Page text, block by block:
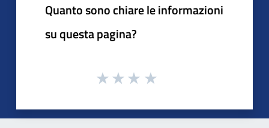
Quanto sono chiare le informazioni
su questa pagina?